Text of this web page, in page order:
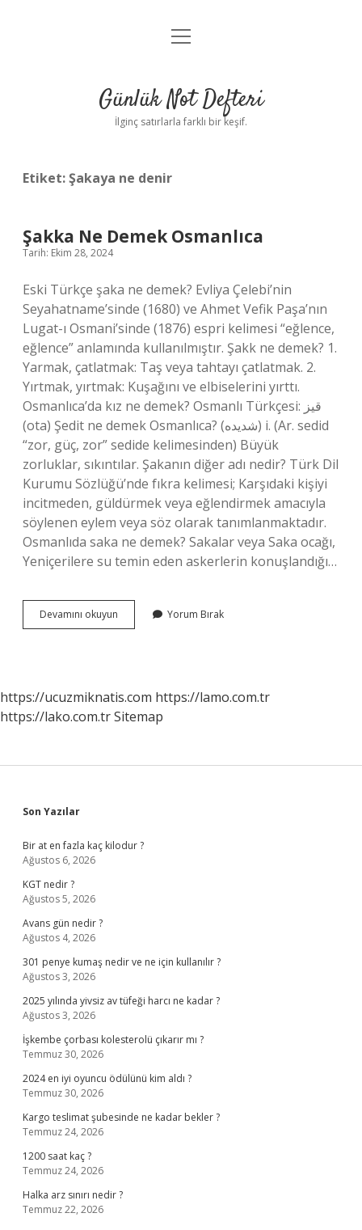
Anasayfa
Yasal Uyarı
menüyü
Günlük Not Defteri
İlginç satırlarla farklı bir keşif.
Etiket:Şakaya ne denir
Şakka Ne Demek Osmanlıca
Tarih: Ekim 28, 2024
Eski Türkçe şaka ne demek? Evliya Çelebi’nin
Seyahatname’sinde (1680) ve Ahmet Vefik Paşa’nın
Lugat-ı Osmani’sinde (1876) espri kelimesi “eğlence,
eğlence” anlamında kullanılmıştır. Şakk ne demek? 1.
Yarmak, çatlatmak: Taş veya tahtayı çatlatmak. 2.
Yırtmak, yırtmak: Kuşağını ve elbiselerini yırttı.
Osmanlıca’da kız ne demek? Osmanlı Türkçesi: قیز‎
(ota) Şedit ne demek Osmanlıca? (ﺷﺪﻳﺪﻩ) i. (Ar. sedіd
“zor, güç, zor” sedіde kelimesinden) Büyük
zorluklar, sıkıntılar. Şakanın diğer adı nedir? Türk Dil
Kurumu Sözlüğü’nde fıkra kelimesi; Karşıdaki kişiyi
incitmeden, güldürmek veya eğlendirmek amacıyla
söylenen eylem veya söz olarak tanımlanmaktadır.
Osmanlıda saka ne demek? Sakalar veya Saka ocağı,
Yeniçerilere su temin eden askerlerin konuşlandığı…
Devamını okuyun
Ne
Yorum Bırak
https://ucuzmiknatis.com https://lamo.com.tr
https://lako.com.trSitemap
Sidebar
Son Yazılar
Bir at en fazla kaç kilodur ?
Ağustos 6, 2026
KGT nedir ?
Ağustos 5, 2026
Avans gün nedir ?
Ağustos 4, 2026
301 penye kumaş nedir ve ne için kullanılır ?
Ağustos 3, 2026
2025 yılında yivsiz av tüfeği harcı ne kadar ?
Ağustos 3, 2026
İşkembe çorbası kolesterolü çıkarır mı ?
Temmuz 30, 2026
2024 en iyi oyuncu ödülünü kim aldı ?
Temmuz 30, 2026
Kargo teslimat şubesinde ne kadar bekler ?
Temmuz 24, 2026
1200 saat kaç ?
Temmuz 24, 2026
Halka arz sınırı nedir ?
Temmuz 22, 2026